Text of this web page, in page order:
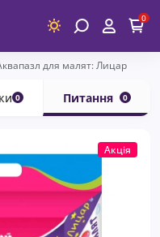
0
для малят: Лицар
0 Питання 0
Акція